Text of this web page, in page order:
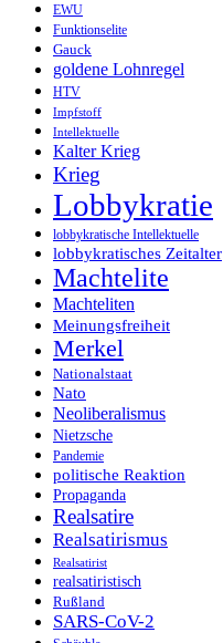
EWU
Funktionselite
Gauck
goldene Lohnregel
HTV
Impfstoff
Intellektuelle
Kalter Krieg
Krieg
Lobbykratie
lobbykratische Intellektuelle
lobbykratisches Zeitalter
Machtelite
Machteliten
Meinungsfreiheit
Merkel
Nationalstaat
Nato
Neoliberalismus
Nietzsche
Pandemie
politische Reaktion
Propaganda
Realsatire
Realsatirismus
Realsatirist
realsatiristisch
Rußland
SARS-CoV-2